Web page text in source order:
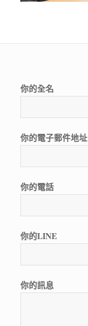
你的全名
你的電子郵件地址
你的電話
你的LINE
你的訊息